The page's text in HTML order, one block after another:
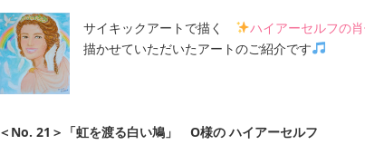
サイキックアートで描く
ハイアーセルフの
描かせていただいたアートのご紹介です
＜No. 21＞「虹を渡る白い鳩」 O様の ハイアーセルフ